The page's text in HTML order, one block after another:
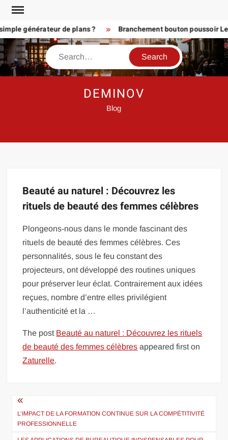
Skip
contentgénérateur de plans ? Branchement bouton poussoir
Search
DEMINOV
Blog
Beauté au naturel : Découvrez les
rituels de beauté des femmes célèbres
Plongeons-nous dans le monde fascinant des
rituels de beauté des femmes célèbres. Ces
personnalités, sous le feu constant des
projecteurs, ont développé des routines uniques
pour préserver leur éclat. Contrairement aux idées
reçues, nombre d’entre elles privilégient
l’authenticité et la …
The post Beauté au naturel : Découvrez les rituels
de beauté des femmes célèbres appeared first on
Zaturelle.
Navigation
de
L’IMPACT DE LA FORMATION CONTINUE SUR LA COMPÉTITIVITÉ
PROFESSIONNELLE